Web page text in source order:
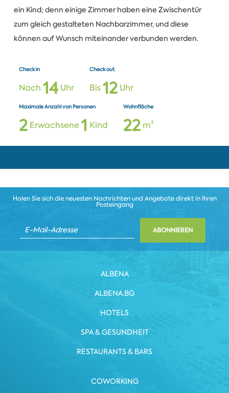
ein Kind; denn einige Zimmer haben eine Zwischentür
zum gleich gestalteten Nachbarzimmer, und diese
können auf Wunsch miteinander verbunden werden.
Check in
Nach 14Uhr
Check out
Bis12Uhr
Maximale Anzahl von Personen
2Erwachsene 1 Kind
Wohnfläche
22m²
Holen Sie sich die neuesten Nachrichten und Angebote direkt in Ihren
Posteingang
ABONNIEREN
ALBENA
ALBENA.BG
HOTELS
SPA & GESUNDHEIT
RESTAURANTS & BARS
COWORKING